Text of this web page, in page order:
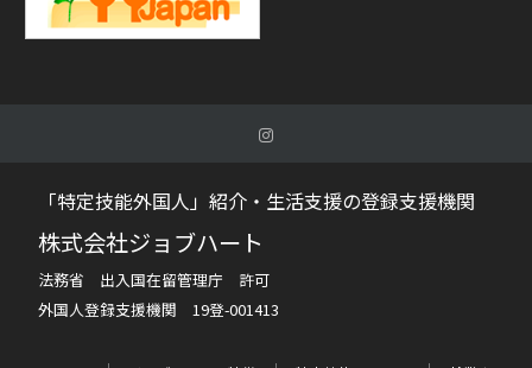
「特定技能外国人」紹介・生活支援の登録支援機関
株式会社ジョブハート
法務省 出入国在留管理庁 許可
外国人登録支援機関 19登-001413